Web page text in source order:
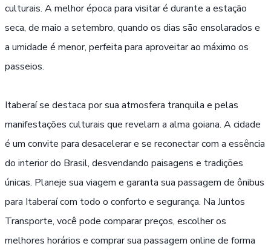
culturais. A melhor época para visitar é durante a estação
seca, de maio a setembro, quando os dias são ensolarados e
a umidade é menor, perfeita para aproveitar ao máximo os
passeios.
Itaberaí se destaca por sua atmosfera tranquila e pelas
manifestações culturais que revelam a alma goiana. A cidade
é um convite para desacelerar e se reconectar com a essência
do interior do Brasil, desvendando paisagens e tradições
únicas. Planeje sua viagem e garanta sua passagem de ônibus
para Itaberaí com todo o conforto e segurança. Na Juntos
Transporte, você pode comparar preços, escolher os
melhores horários e comprar sua passagem online de forma